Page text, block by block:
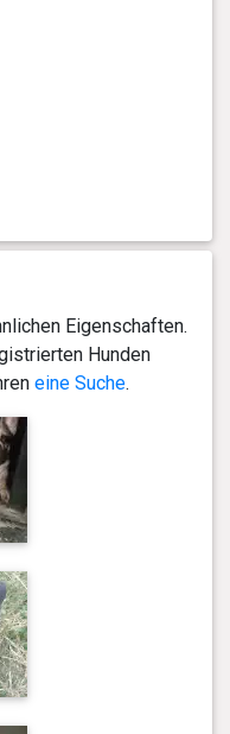
Eigenschaften.
Hunden
eine Suche.